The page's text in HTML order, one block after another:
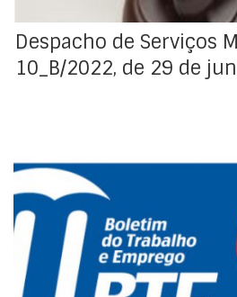
de setembro, 1 e 15 de outubro, 5
23 e 25 de dezembro de 2022;
nos estabelecimentos sitos nos
Porto, Faro e Funchal.
Despacho de Serviços
10_B/2022, de 29 de
Índice da Regulamentação
Trabalho do Boletim do Trabalho